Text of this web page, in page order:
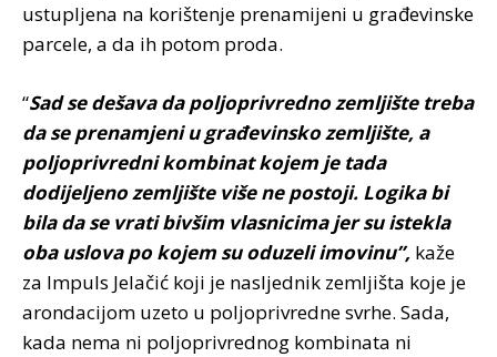
ustupljena na korištenje prenamijeni u građevinske
parcele, a da ih potom proda.
“Sad se dešava da poljoprivredno zemljište treba
da se prenamjeni u građevinsko zemljište, a
poljoprivredni kombinat kojem je tada
dodijeljeno zemljište više ne postoji. Logika bi
bila da se vrati bivšim vlasnicima jer su istekla
oba uslova po kojem su oduzeli imovinu”, kaže
za Impuls Jelačić koji je nasljednik zemljišta koje je
arondacijom uzeto u poljoprivredne svrhe. Sada,
kada nema ni poljoprivrednog kombinata ni